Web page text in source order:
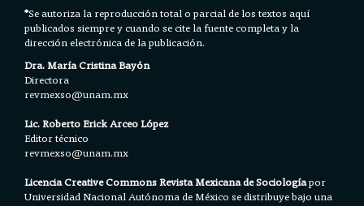
*Se autoriza la reproducción total o parcial de los textos aquí
publicados siempre y cuando se cite la fuente completa y la
dirección electrónica de la publicación.
Dra. María Cristina Bayón
Directora
revmexso@unam.mx
Lic. Roberto Erick Arceo López
Editor técnico
revmexso@unam.mx
Licencia Creative Commons Revista Mexicana de Sociologíapor
Universidad Nacional Autónoma de México se distribuye bajo una